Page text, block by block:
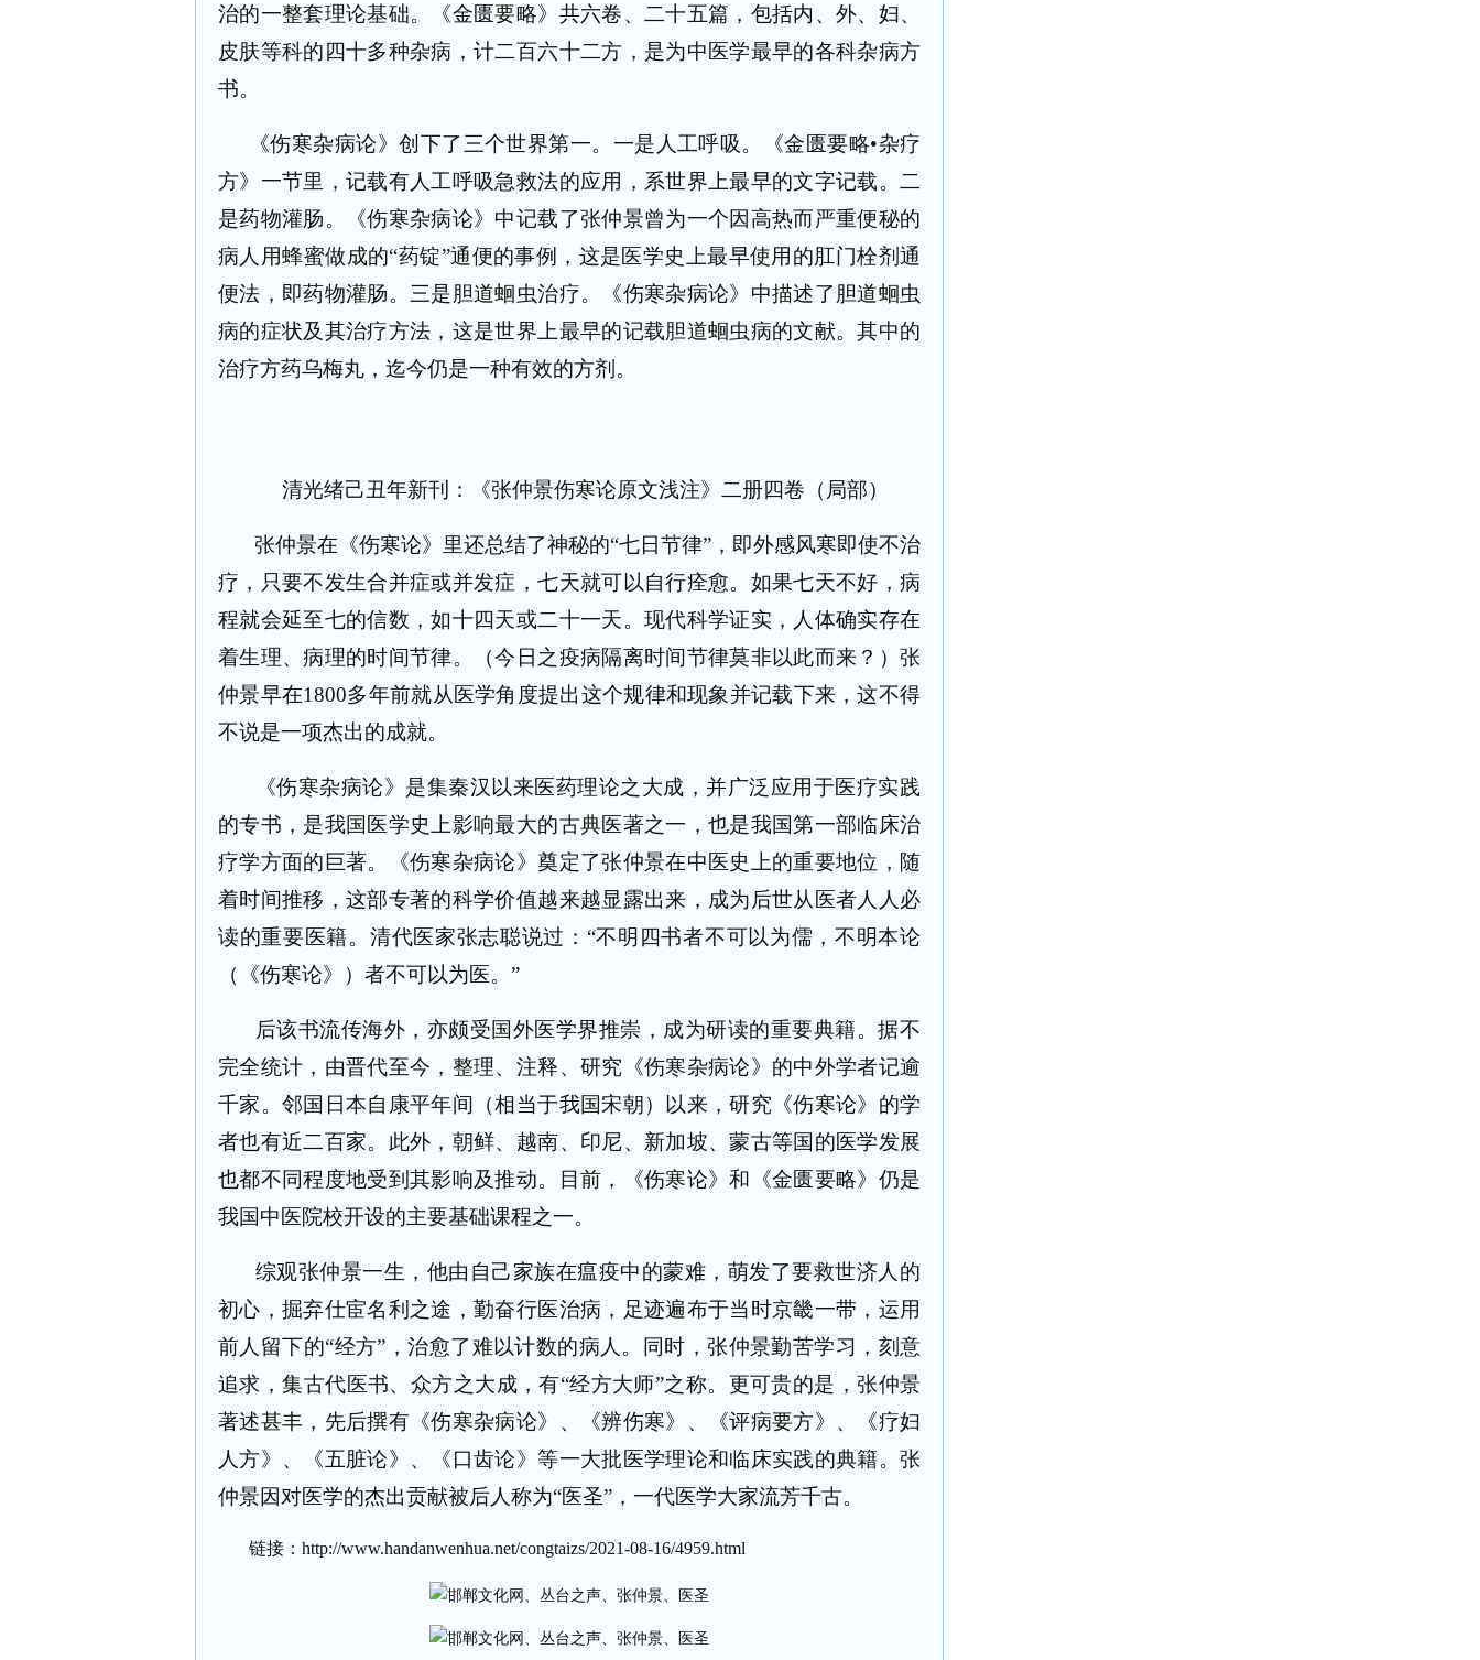
治的一整套理论基础。《金匮要略》共六卷、二十五篇，包括内、外、妇、
皮肤等科的四十多种杂病，计二百六十二方，是为中医学最早的各科杂病方
书。
《伤寒杂病论》创下了三个世界第一。一是人工呼吸。《金匮要略•杂疗
方》一节里，记载有人工呼吸急救法的应用，系世界上最早的文字记载。二
是药物灌肠。《伤寒杂病论》中记载了张仲景曾为一个因高热而严重便秘的
病人用蜂蜜做成的“药锭”通便的事例，这是医学史上最早使用的肛门栓剂通
便法，即药物灌肠。三是胆道蛔虫治疗。《伤寒杂病论》中描述了胆道蛔虫
病的症状及其治疗方法，这是世界上最早的记载胆道蛔虫病的文献。其中的
治疗方药乌梅丸，迄今仍是一种有效的方剂。
清光绪己丑年新刊：《张仲景伤寒论原文浅注》二册四卷（局部）
张仲景在《伤寒论》里还总结了神秘的“七日节律”，即外感风寒即使不治
疗，只要不发生合并症或并发症，七天就可以自行痊愈。如果七天不好，病
程就会延至七的信数，如十四天或二十一天。现代科学证实，人体确实存在
着生理、病理的时间节律。（今日之疫病隔离时间节律莫非以此而来？）张
仲景早在1800多年前就从医学角度提出这个规律和现象并记载下来，这不得
不说是一项杰出的成就。
《伤寒杂病论》是集秦汉以来医药理论之大成，并广泛应用于医疗实践
的专书，是我国医学史上影响最大的古典医著之一，也是我国第一部临床治
疗学方面的巨著。《伤寒杂病论》奠定了张仲景在中医史上的重要地位，随
着时间推移，这部专著的科学价值越来越显露出来，成为后世从医者人人必
读的重要医籍。清代医家张志聪说过：“不明四书者不可以为儒，不明本论
（《伤寒论》）者不可以为医。”
后该书流传海外，亦颇受国外医学界推崇，成为研读的重要典籍。据不
完全统计，由晋代至今，整理、注释、研究《伤寒杂病论》的中外学者记逾
千家。邻国日本自康平年间（相当于我国宋朝）以来，研究《伤寒论》的学
者也有近二百家。此外，朝鲜、越南、印尼、新加坡、蒙古等国的医学发展
也都不同程度地受到其影响及推动。目前，《伤寒论》和《金匮要略》仍是
我国中医院校开设的主要基础课程之一。
综观张仲景一生，他由自己家族在瘟疫中的蒙难，萌发了要救世济人的
初心，掘弃仕宦名利之途，勤奋行医治病，足迹遍布于当时京畿一带，运用
前人留下的“经方”，治愈了难以计数的病人。同时，张仲景勤苦学习，刻意
追求，集古代医书、众方之大成，有“经方大师”之称。更可贵的是，张仲景
著述甚丰，先后撰有《伤寒杂病论》、《辨伤寒》、《评病要方》、《疗妇
人方》、《五脏论》、《口齿论》等一大批医学理论和临床实践的典籍。张
仲景因对医学的杰出贡献被后人称为“医圣”，一代医学大家流芳千古。
链接： http://www.handanwenhua.net/congtaizs/2021-08-16/4959.html